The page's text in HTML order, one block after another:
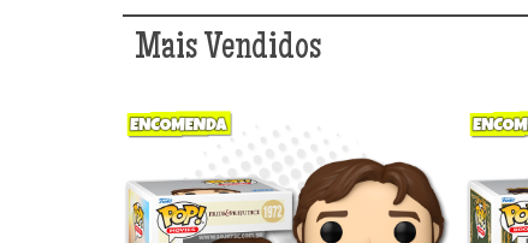
Mais Vendidos